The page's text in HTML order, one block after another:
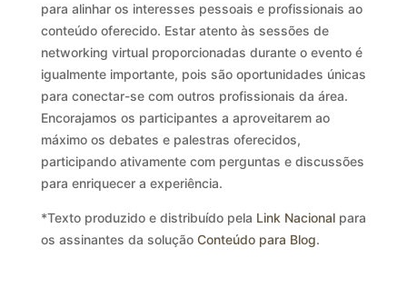
para alinhar os interesses pessoais e profissionais ao
conteúdo oferecido. Estar atento às sessões de
networking virtual proporcionadas durante o evento é
igualmente importante, pois são oportunidades únicas
para conectar-se com outros profissionais da área.
Encorajamos os participantes a aproveitarem ao
máximo os debates e palestras oferecidos,
participando ativamente com perguntas e discussões
para enriquecer a experiência.
*Texto produzido e distribuído pela Link Nacionalpara
os assinantes da solução Conteúdo para Blog.